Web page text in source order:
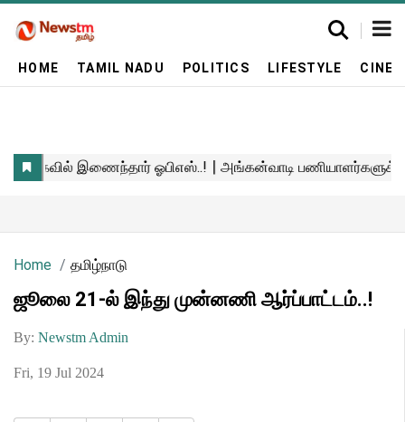
HOME TAMIL NADU POLITICS LIFESTYLE
Home தமிழ்நாடு
ஜூலை 21-ல் இந்து முன்னணி ஆர்ப்பாட்டம்..!
By: Newstm Admin
Fri, 19 Jul 2024